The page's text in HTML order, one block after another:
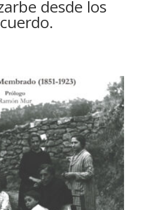
desde los